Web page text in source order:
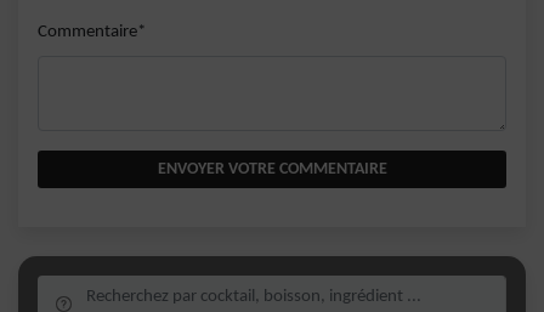
Commentaire*
ENVOYER VOTRE COMMENTAIRE